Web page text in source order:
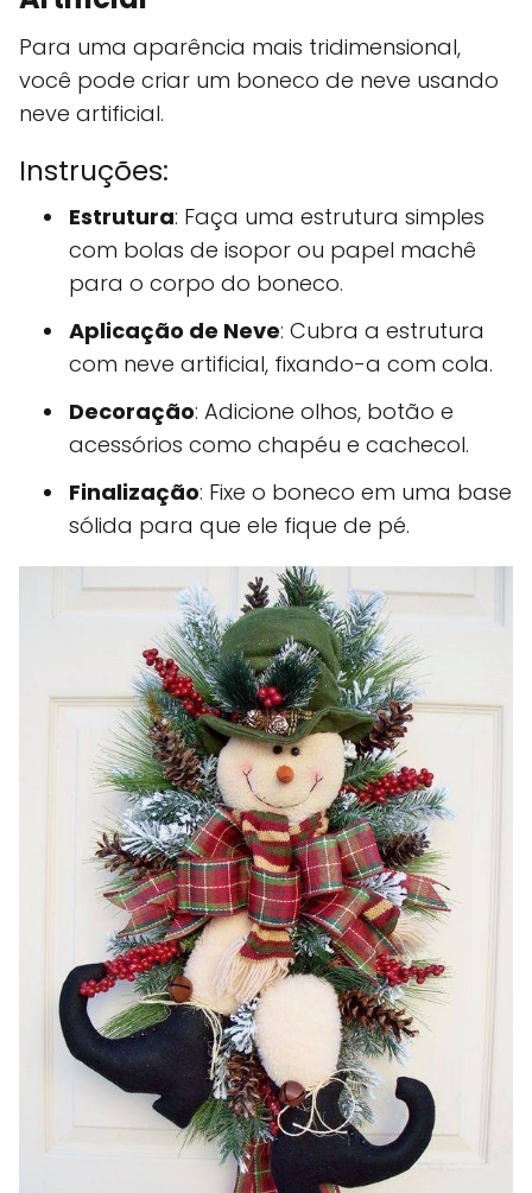
Para uma aparência mais tridimensional,
você pode criar um boneco de neve usando
neve artificial.
Instruções:
Estrutura: Faça uma estrutura simples
com bolas de isopor ou papel machê
para o corpo do boneco.
Aplicação de Neve: Cubra a estrutura
com neve artificial, fixando-a com cola.
Decoração: Adicione olhos, botão e
acessórios como chapéu e cachecol.
Finalização: Fixe o boneco em uma base
sólida para que ele fique de pé.